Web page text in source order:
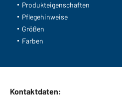
Produkteigenschaften
Pflegehinweise
Größen
Farben
Kontaktdaten: